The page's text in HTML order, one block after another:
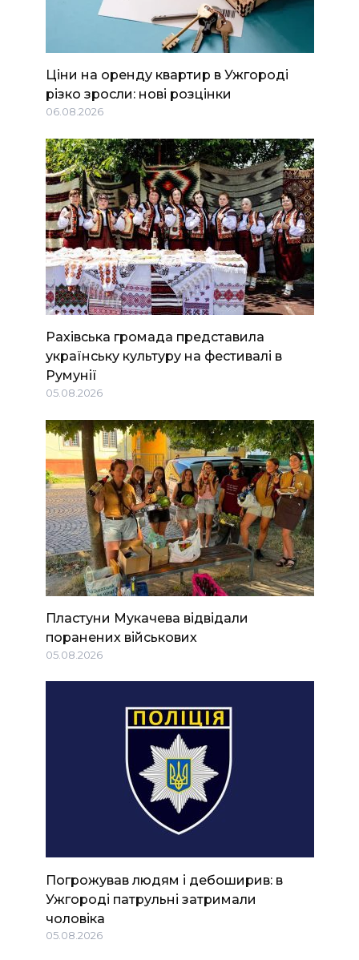
Ціни на оренду квартир в Ужгороді
різко зросли: нові розцінки
06.08.2026
Рахівська громада представила
українську культуру на фестивалі в
Румунії
05.08.2026
Пластуни Мукачева відвідали
поранених військових
05.08.2026
Погрожував людям і дебоширив: в
Ужгороді патрульні затримали
чоловіка
05.08.2026